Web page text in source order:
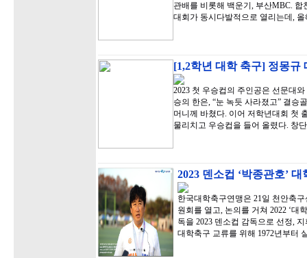
관배를 비롯해 백운기, 부산MBC.
대회가 동시다발적으로 열리는데,
[1,2학년 대학 축구] 정몽
2023 첫 우승컵의 주인공은 선문대
승의 한은, “눈 녹듯 사라졌고” 결승
머니께 바쳤다. 이어 저학년대회 첫
물리치고 우승컵을 들어 올렸다. 창
2023 덴소컵 ‘박종관호’
한국대학축구연맹은 21일 천안축
원회를 열고, 논의를 거쳐 2022 ‘대
독을 2023 덴소컵 감독으로 선정,
대학축구 교류를 위해 1972년부터